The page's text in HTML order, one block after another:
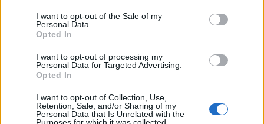
I want to opt-out of the Sale of my
Personal Data.
Opted In
I want to opt-out of processing my
Personal Data for Targeted Advertising.
Opted In
I want to opt-out of Collection, Use,
Retention, Sale, and/or Sharing of my
Personal Data that Is Unrelated with the
Purposes for which it was collected.